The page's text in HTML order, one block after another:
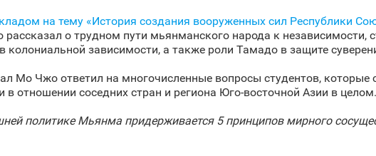
на тему «История создания вооруженных сил Республики
о трудном пути мьянманского народа к независимости,
колониальной зависимости, а также роли Тамадо в защите
Мо Чжо ответил на многочисленные вопросы студентов,
в отношении соседних стран и региона Юго-восточной Азии в целом.
политике Мьянма придерживается 5 принципов мирного